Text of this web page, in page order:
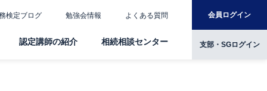
検定ブログ 勉強会情報 よくある質問 会員ログイン
認定講師の紹介 相続相談センター 支部・SGログイン